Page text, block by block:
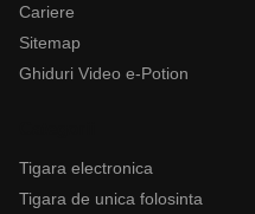
Cariere
Sitemap
Ghiduri Video e-Potion
Tigara electronica
Tigara de unica folosinta